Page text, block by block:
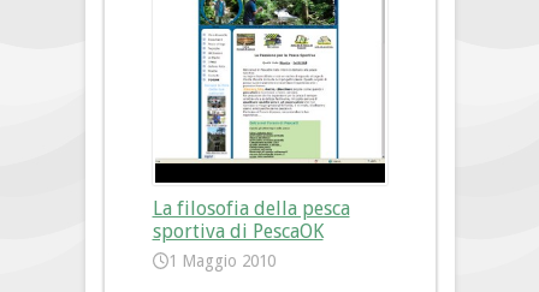
La filosofia della pesca
sportiva di PescaOK
1 Maggio 2010